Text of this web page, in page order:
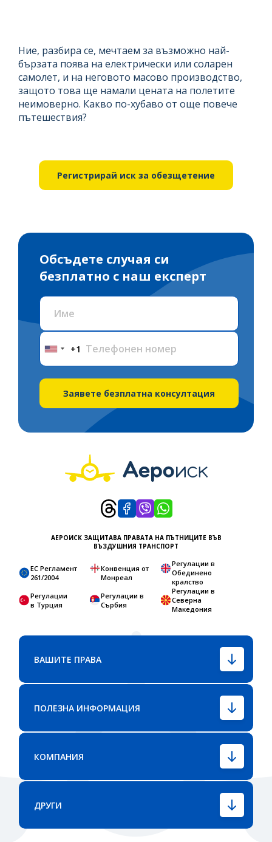
Ние, разбира се, мечтаем за възможно най-
бързата поява на електрически или соларен
самолет, и на неговото масово производство,
защото това ще намали цената на полетите
неимоверно. Какво по-хубаво от още повече
пътешествия?
Регистрирай иск за обезщетение
Обсъдете случая си
безплатно с наш експерт
United
States
+1
+1
Заявете безплатна консултация
АЕРОИСК ЗАЩИТАВА ПРАВАТА НА ПЪТНИЦИТЕ ВЪВ
ВЪЗДУШНИЯ ТРАНСПОРТ
ЕС Регламент
261/2004
Конвенция от
Монреал
Регулации в
Обединено
кралство
Регулации
в Турция
Регулации в
Сърбия
Регулации в
Северна
Македония
ВАШИТЕ ПРАВА
ПОЛЕЗНА ИНФОРМАЦИЯ
КОМПАНИЯ
ДРУГИ